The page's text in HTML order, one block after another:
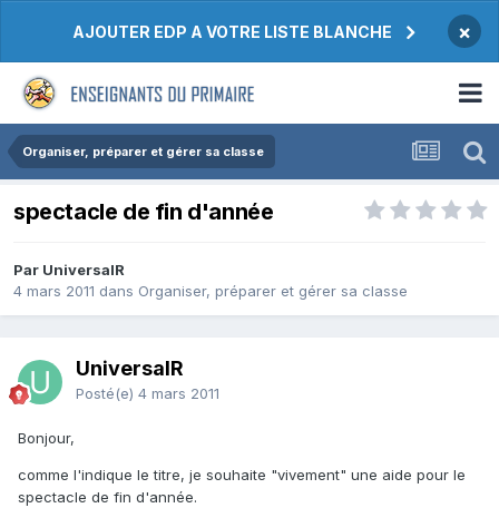
AJOUTER EDP A VOTRE LISTE BLANCHE ×
Organiser, préparer et gérer sa classe
spectacle de fin d'année
Par UniversalR
4 mars 2011 dans Organiser, préparer et gérer sa classe
UniversalR
Posté(e) 4 mars 2011
Bonjour,
comme l'indique le titre, je souhaite "vivement" une aide pour le
spectacle de fin d'année.